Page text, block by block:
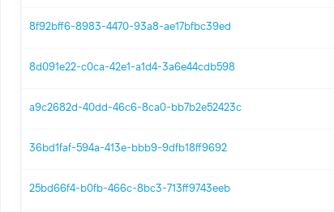
8f92bff6-8983-4470-93a8-ae17bfbc39ed
8d091e22-c0ca-42e1-a1d4-3a6e44cdb598
a9c2682d-40dd-46c6-8ca0-bb7b2e52423c
36bd1faf-594a-413e-bbb9-9dfb18ff9692
25bd66f4-b0fb-466c-8bc3-713ff9743eeb